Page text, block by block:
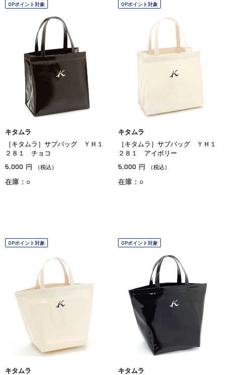
OPポイント対象
キタムラ
［キタムラ］サブバッグ ＹＨ１
２８１ チョコ
5,000 円 （税込）
在庫：○
OPポイント対象
キタムラ
［キタムラ］サブバッグ ＹＨ１
２８１ アイボリー
5,000 円 （税込）
在庫：○
OPポイント対象
キタムラ
OPポイント対象
キタムラ